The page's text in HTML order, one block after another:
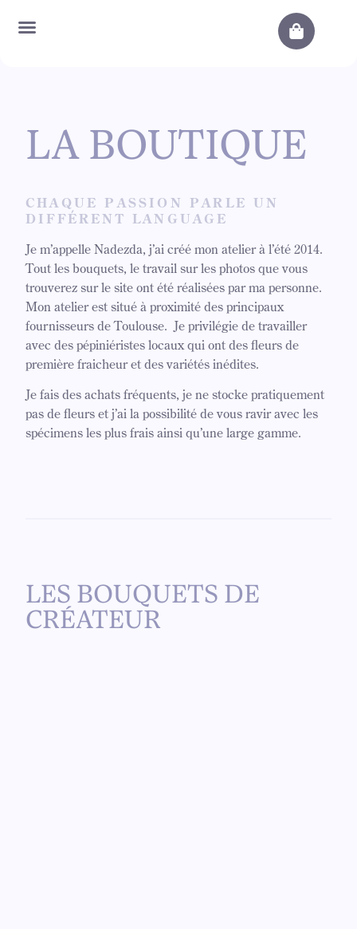
LA BOUTIQUE
CHAQUE PASSION PARLE UN
DIFFÉRENT LANGUAGE
Je m’appelle Nadezda, j’ai créé mon atelier à l’été 2014.
Tout les bouquets, le travail sur les photos que vous
trouverez sur le site ont été réalisées par ma personne.
Mon atelier est situé à proximité des principaux
fournisseurs de Toulouse. Je privilégie de travailler
avec des pépiniéristes locaux qui ont des fleurs de
première fraicheur et des variétés inédites.
Je fais des achats fréquents, je ne stocke pratiquement
pas de fleurs et j’ai la possibilité de vous ravir avec les
spécimens les plus frais ainsi qu’une large gamme.
LES BOUQUETS DE
CRÉATEUR